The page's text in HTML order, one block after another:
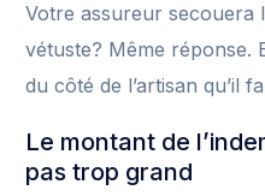
Votre assureur secouera
vétuste? Même réponse.
du côté de l’artisan qu’il
Le montant de
pas trop grand